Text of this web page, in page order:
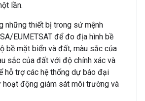
lần.
những thiết bị trong sứ mệnh
EUMETSAT để đo địa hình bề
bề mặt biển và đất, màu sắc của
sắc của đất với độ chính xác và
hỗ trợ các hệ thống dự báo đại
hoạt động giám sát môi trường và